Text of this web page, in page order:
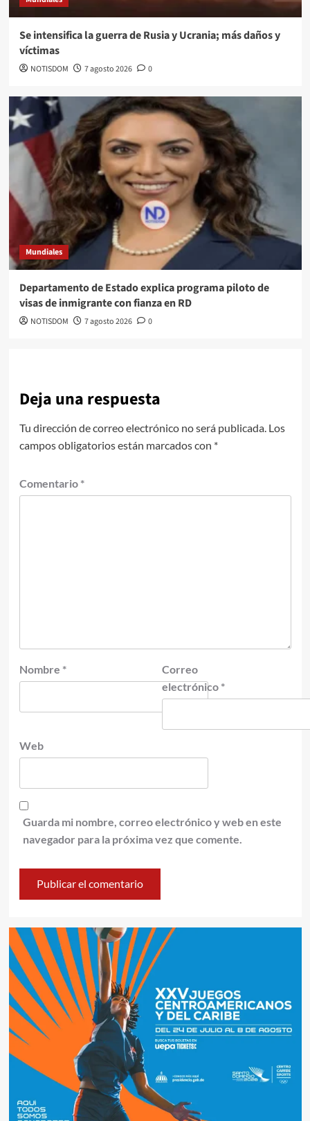
Se intensifica la guerra de Rusia y Ucrania; más daños y
víctimas
NOTISDOM 7 agosto 2026 0
Mundiales
Departamento de Estado explica programa piloto de
visas de inmigrante con fianza en RD
NOTISDOM 7 agosto 2026 0
Deja una respuesta
Tu dirección de correo electrónico no será publicada. Los
campos obligatorios están marcados con *
Comentario *
Nombre *
Correo
electrónico *
Web
Guarda mi nombre, correo electrónico y web en este
navegador para la próxima vez que comente.